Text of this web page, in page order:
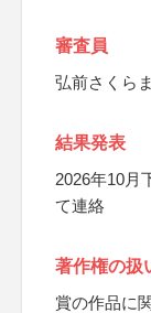
審査員
弘前さくら
結果発表
2026年10月
て連絡
著作権の扱
賞の作品に